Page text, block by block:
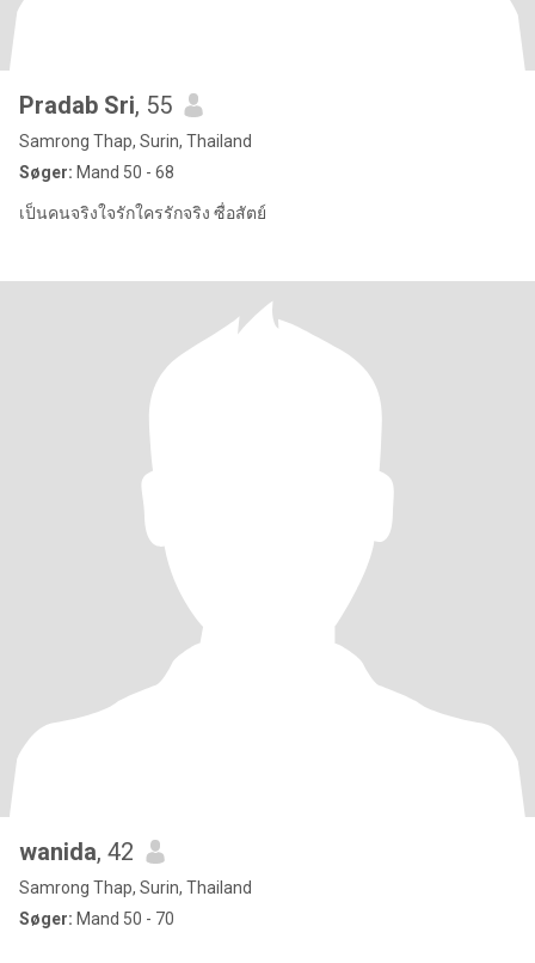
Pradab Sri, 55
Samrong Thap, Surin, Thailand
Søger: Mand 50 - 68
เป็นคนจริงใจรักใครรักจริง ซื่อสัตย์
wanida, 42
Samrong Thap, Surin, Thailand
Søger: Mand 50 - 70